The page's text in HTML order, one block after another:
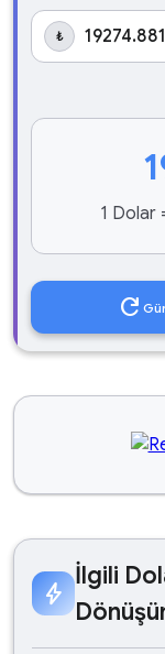
₺
1 Dolar
refresh
bolt
İlgili